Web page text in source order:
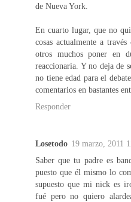
de Nueva York.
En cuarto lugar, que no
cosas actualmente a
otros muchos poner en
reaccionaria. Y no deja de
no tiene edad para el
comentarios en bastantes
Responder
Losetodo 19 marzo, 2011
Saber que tu padre es
puesto que él mismo lo
supuesto que mi nick es
fué pero no quiero